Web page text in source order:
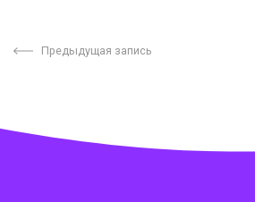
Предыдущая запись